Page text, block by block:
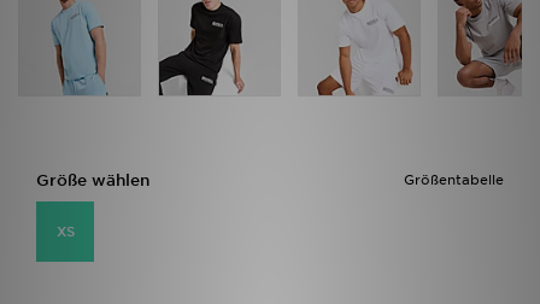
Größentabelle
Größe wählen
XS
Hilfe & Kontakt
Trending Styles